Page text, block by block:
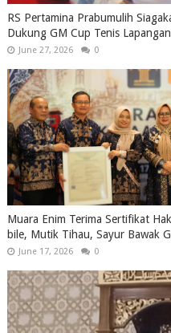
RS Pertamina Prabumulih
Dukung GM Cup Tenis
June 27, 2026 0
Muara Enim Terima Sertifikat
bile, Mutik Tihau, Sayur Bawak
June 17, 2026 0